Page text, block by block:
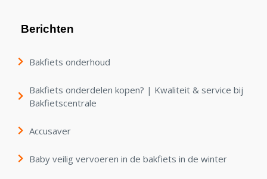
Berichten
Bakfiets onderhoud
Bakfiets onderdelen kopen? | Kwaliteit & service bij
Bakfietscentrale
Accusaver
Baby veilig vervoeren in de bakfiets in de winter